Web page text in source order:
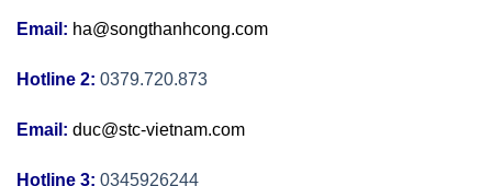
Email: ha@songthanhcong.com
Hotline 2: 0379.720.873
Email: duc@stc-vietnam.com
Hotline 3: 0345926244